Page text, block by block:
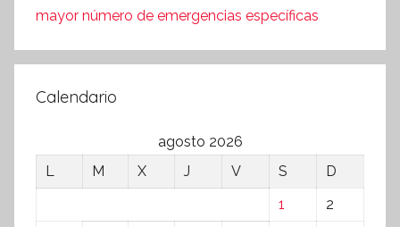
mayor número de emergencias específicas
Calendario
agosto 2026
L
M X J V S
D
1
2